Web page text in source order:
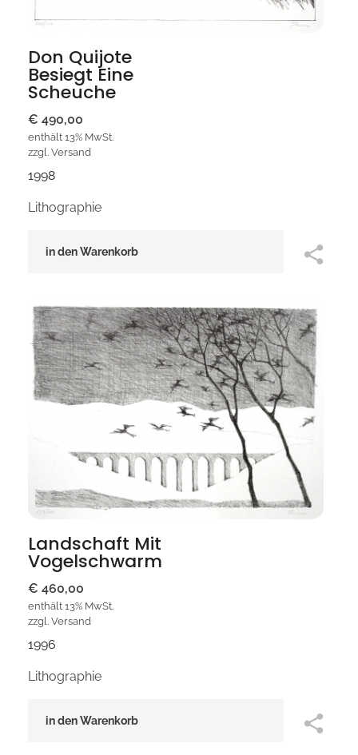
Don Quijote
Besiegt Eine
Scheuche
€ 490,00
enthält 13% MwSt.
zzgl. Versand
1998
Lithographie
in den Warenkorb
Landschaft Mit
Vogelschwarm
€ 460,00
enthält 13% MwSt.
zzgl. Versand
1996
Lithographie
in den Warenkorb